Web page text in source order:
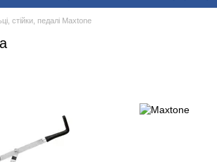
стійки, педалі Maxtone